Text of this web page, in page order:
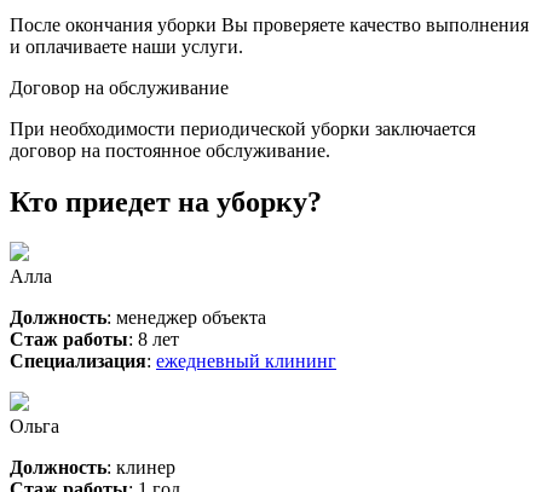
После окончания уборки Вы проверяете качество выполнения
и оплачиваете наши услуги.
Договор на обслуживание
При необходимости периодической уборки заключается
договор на постоянное обслуживание.
Кто приедет на уборку?
Алла
Должность: менеджер объекта
Стаж работы: 8 лет
Специализация: ежедневный клининг
Ольга
Должность: клинер